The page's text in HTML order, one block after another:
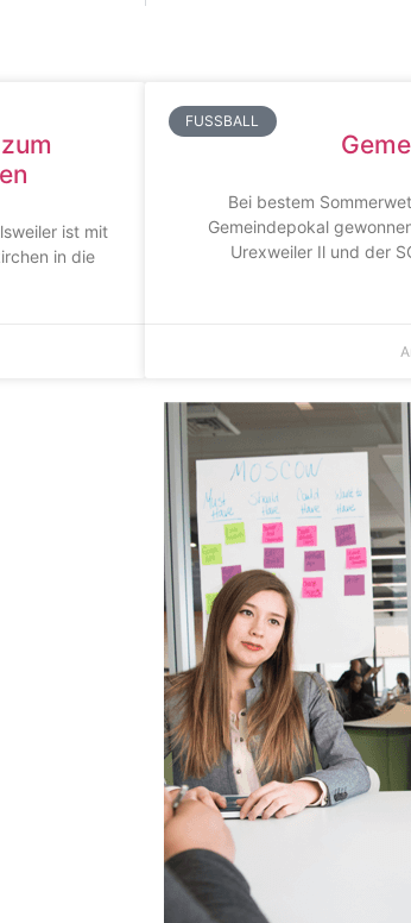
ist mit
in die
FUSSBALL
Bei bestem
Gemeindepokal
Urexweiler Il und der